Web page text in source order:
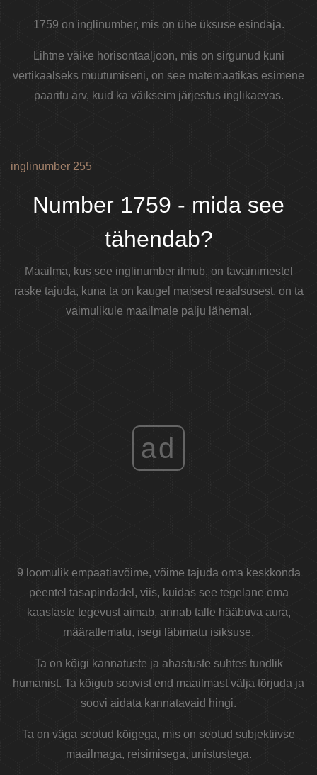
1759 on inglinumber, mis on ühe üksuse esindaja.
Lihtne väike horisontaaljoon, mis on sirgunud kuni
vertikaalseks muutumiseni, on see matemaatikas esimene
paaritu arv, kuid ka väikseim järjestus inglikaevas.
inglinumber 255
Number 1759 - mida see
tähendab?
Maailma, kus see inglinumber ilmub, on tavainimestel
raske tajuda, kuna ta on kaugel maisest reaalsusest, on ta
vaimulikule maailmale palju lähemal.
ad
9 loomulik empaatiavõime, võime tajuda oma keskkonda
peentel tasapindadel, viis, kuidas see tegelane oma
kaaslaste tegevust aimab, annab talle hääbuva aura,
määratlematu, isegi läbimatu isiksuse.
Ta on kõigi kannatuste ja ahastuste suhtes tundlik
humanist. Ta kõigub soovist end maailmast välja tõrjuda ja
soovi aidata kannatavaid hingi.
Ta on väga seotud kõigega, mis on seotud subjektiivse
maailmaga, reisimisega, unistustega.